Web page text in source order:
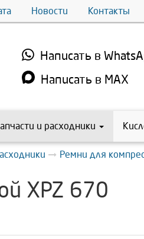
Новости Контакты
Написать в
Написать в MAX
и расходники
Ремни для
XPZ 670